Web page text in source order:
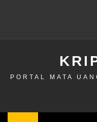
PORTAL MATA